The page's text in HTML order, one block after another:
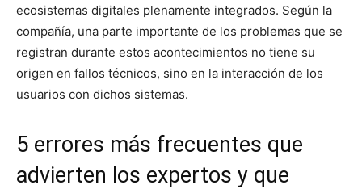
ecosistemas digitales plenamente integrados. Según la
compañía, una parte importante de los problemas que se
registran durante estos acontecimientos no tiene su
origen en fallos técnicos, sino en la interacción de los
usuarios con dichos sistemas.
5 errores más frecuentes que
advierten los expertos y que